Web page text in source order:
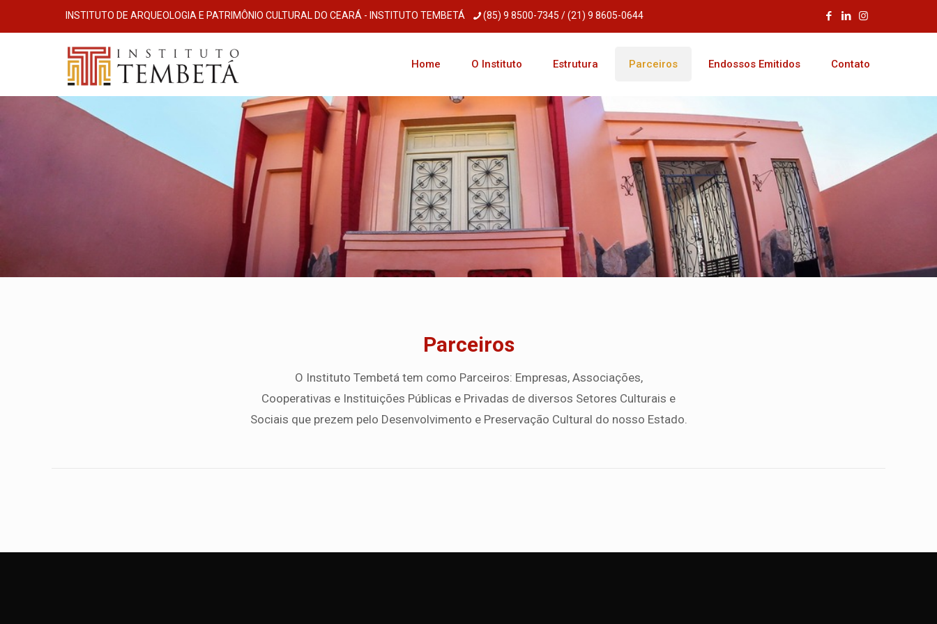
INSTITUTO DE ARQUEOLOGIA E PATRIMÔNIO CULTURAL DO CEARÁ - INSTITUTO TEMBETÁ (85) 9 8500-7345 / (21) 9 8605-0644
Home O Instituto Estrutura Parceiros Endossos Emitidos Contato
Parceiros
O Instituto Tembetá tem como Parceiros: Empresas, Associações,
Cooperativas e Instituições Públicas e Privadas de diversos Setores Culturais e
Sociais que prezem pelo Desenvolvimento e Preservação Cultural do nosso Estado.